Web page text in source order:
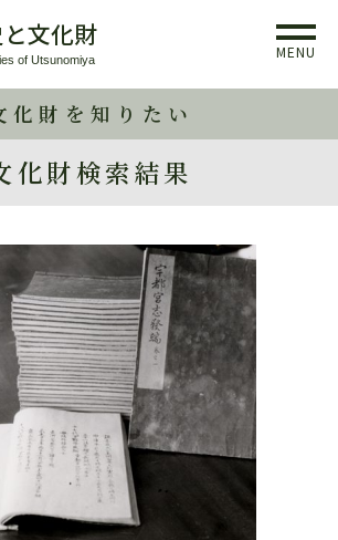
文化財
of Utsunomiya MENU
化財を知りたい
化財検索結果